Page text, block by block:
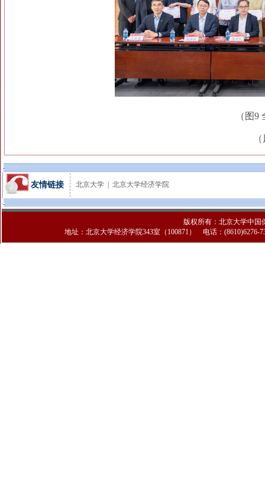
（图9
友情链接 北京大学 北京大学经济学院
版权所有：北京大学中国
地址：北京大学经济学院343室（100871） 电话：